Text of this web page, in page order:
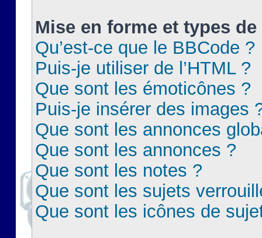
Mise en forme et types
Qu’est-ce que le BBCode ?
Puis-je utiliser de l’HTML ?
Que sont les émoticônes ?
Puis-je insérer des images
Que sont les annonces
Que sont les annonces ?
Que sont les notes ?
Que sont les sujets
Que sont les icônes de